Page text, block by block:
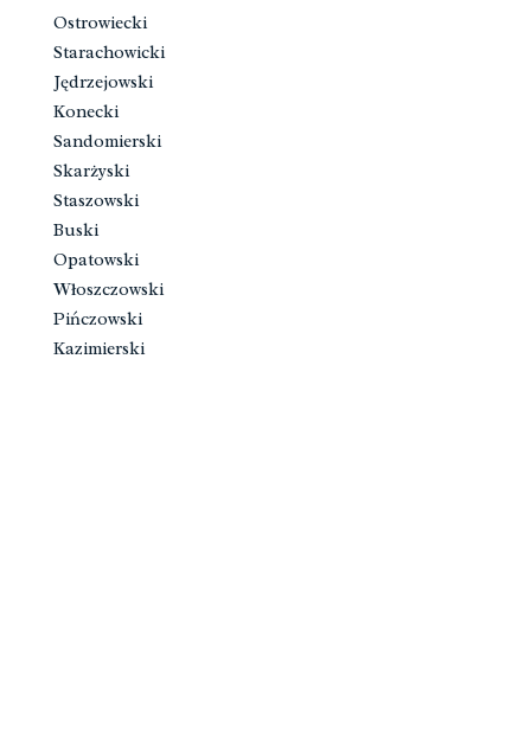
Ostrowiecki
Starachowicki
Jędrzejowski
Konecki
Sandomierski
Skarżyski
Staszowski
Buski
Opatowski
Włoszczowski
Pińczowski
Kazimierski